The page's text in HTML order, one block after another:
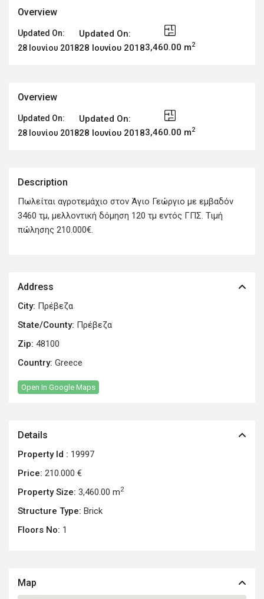
Overview
Updated On:
28 Ιουνίου 2018
Updated On:
28 Ιουνίου 20183,460.00 m2
Overview
Updated On:
28 Ιουνίου 2018
Updated On:
28 Ιουνίου 20183,460.00 m2
Description
Πωλείται αγροτεμάχιο στον Άγιο Γεώργιο με εμβαδόν
3460 τμ, μελλοντική δόμηση 120 τμ εντός ΓΠΣ. Τιμή
πώλησης 210.000€.
Address
City: Πρέβεζα
State/County: Πρέβεζα
Zip: 48100
Country: Greece
Open In Google Maps
Details
Property Id : 19997
Price: 210.000 €
Property Size: 3,460.00 m2
Structure Type: Brick
Floors No: 1
Map